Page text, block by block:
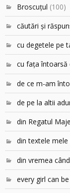
Broscuțul (100)
căutări şi
cu degetele pe
cu faţa întoarsă
de ce m-am
de pe la altii
din Regatul
din textele mele
din vremea
every girl can